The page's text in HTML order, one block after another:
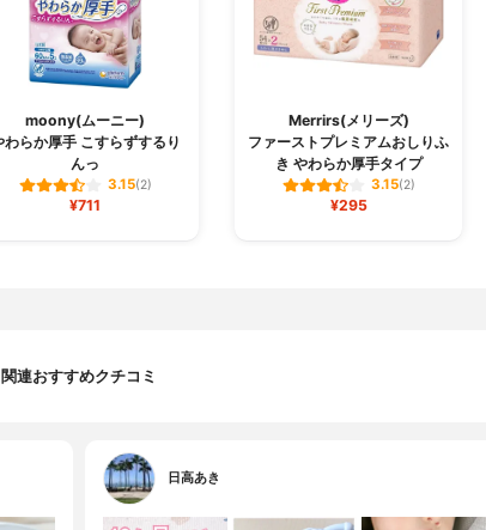
moony(ムーニー)
わらか厚手 こすらずするり
んっ
3.15(2)
¥711
Merrirs(メリーズ)
ファーストプレミアムおしりふ
き やわらか厚手タイプ
3.15(2)
¥295
関連おすすめクチコミ
日高あき